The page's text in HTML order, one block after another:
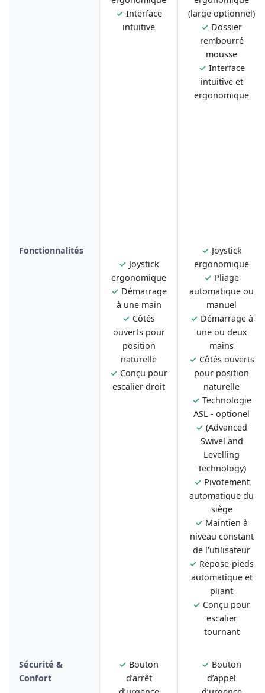
✓ Interface
intuitive
(large optionnel)
✓ Dossier
rembourré
mousse
✓ Interface
intuitive et
ergonomique
Fonctionnalités
✓ Joystick
ergonomique
✓ Démarrage
à une main
✓ Côtés
ouverts pour
position
naturelle
✓ Conçu pour
escalier droit
✓ Joystick
ergonomique
✓ Pliage
automatique ou
manuel
✓ Démarrage à
une ou deux
mains
✓ Côtés ouverts
pour position
naturelle
✓ Technologie
ASL - optionel
✓ (Advanced
Swivel and
Levelling
Technology)
✓ Pivotement
automatique du
siège
✓ Maintien à
niveau constant
de l'utilisateur
✓ Repose-pieds
automatique et
pliant
✓ Conçu pour
escalier
tournant
Sécurité &
Confort
✓ Bouton
d’arrêt
✓ Bouton
d’appel